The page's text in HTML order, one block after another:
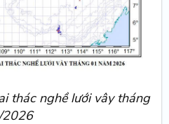
thác nghề lưới vây tháng
2026